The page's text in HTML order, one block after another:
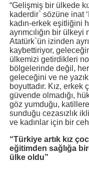
“Gelişmiş bir ülkede
kaderdir` sözüne inat
kadın-erkek eşitliğini
ayrımcılığın bir
Atatürk`ün izinden
kaybettiriyor,
ülkemizi getirdikleri
bölgelerinde değil, her
geleceğini ve ne
boyuttadır. Kız, erkek
güvende olmadığı,
göz yumduğu,
sunduğu cezasızlık
ve kadınlar için bir
“Türkiye artık kız
eğitimden sağlığa
ülke oldu”